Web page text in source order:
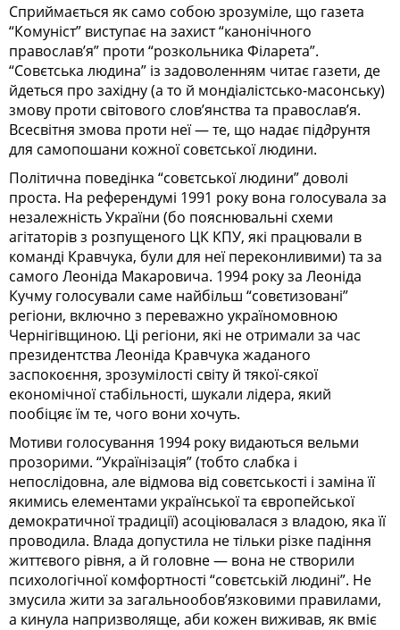
Сприймається як само собою зрозуміле, що газета
“Комуніст” виступає на захист “канонічного
православ’я” проти “розкольника Філарета”.
“Совєтська людина” із задоволенням читає газети, де
йдеться про західну (а то й мондіалістсько-масонську)
змову проти світового слов’янства та православ’я.
Всесвітня змова проти неї — те, що надає під∂рунтя
для самопошани кожної совєтської людини.
Політична поведінка “совєтської людини” доволі
проста. На референдумі 1991 року вона голосувала за
незалежність України (бо пояснювальні схеми
агітаторів з розпущеного ЦК КПУ, які працювали в
команді Кравчука, були для неї переконливими) та за
самого Леоніда Макаровича. 1994 року за Леоніда
Кучму голосували саме найбільш “совєтизовані”
регіони, включно з переважно україномовною
Чернігівщиною. Ці регіони, які не отримали за час
президентства Леоніда Кравчука жаданого
заспокоєння, зрозумілості світу й тякої-сякої
економічної стабільності, шукали лідера, який
пообіцяє їм те, чого вони хочуть.
Мотиви голосування 1994 року видаються вельми
прозорими. “Українізація” (тобто слабка і
непослідовна, але відмова від совєтськості і заміна її
якимись елементами української та європейської
демократичної традиції) асоціювалася з владою, яка її
проводила. Влада допустила не тільки різке падіння
життєвого рівня, а й головне — вона не створили
психологічної комфортності “совєтській людині”. Не
змусила жити за загальнообов’язковими правилами,
а кинула напризволяще, аби кожен виживав, як вміє